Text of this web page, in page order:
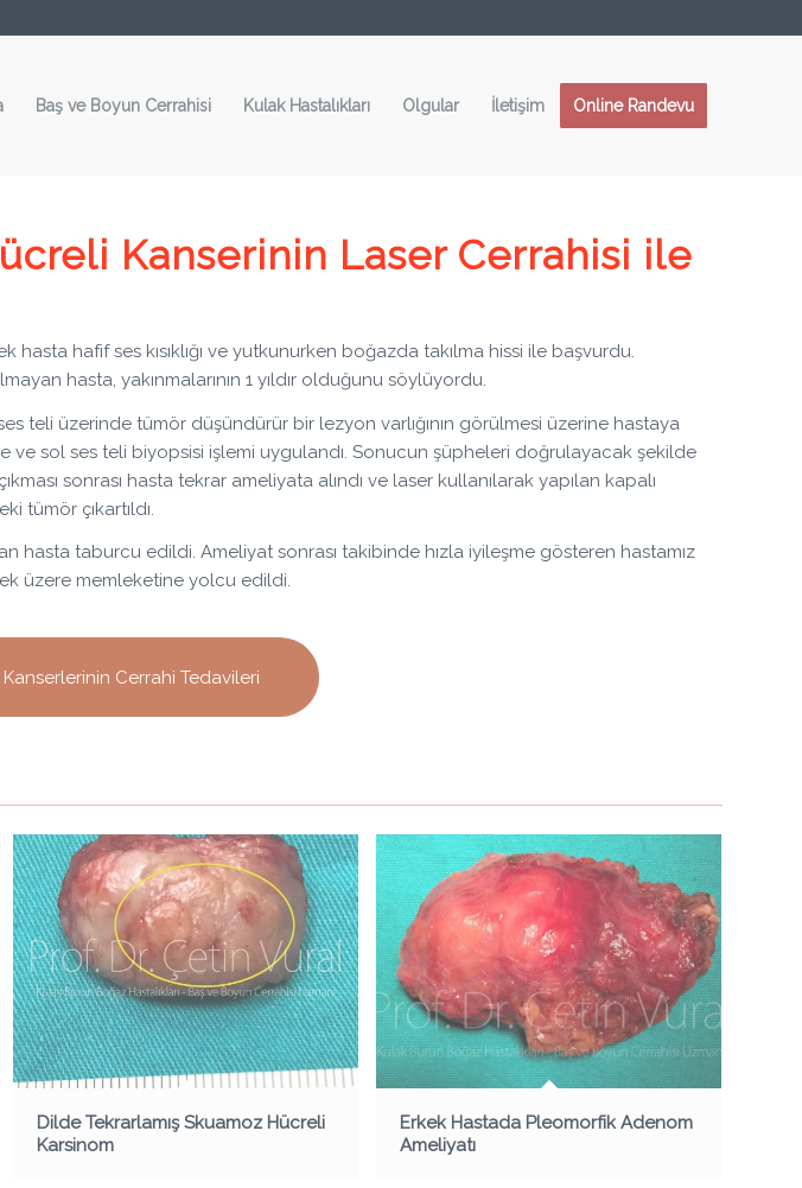
Baş ve Boyun Cerrahisi Kulak Hastalıkları Olgular İletişim Online Randevu
Kanserinin Laser Cerrahisi ile
hasta hafif ses kısıklığı ve yutkunurken boğazda takılma hissi ile başvurdu.
hasta, yakınmalarının 1 yıldır olduğunu söylüyordu.
teli üzerinde tümör düşündürür bir lezyon varlığının görülmesi üzerine hastaya
ve sol ses teli biyopsisi işlemi uygulandı. Sonucun şüpheleri doğrulayacak şekilde
sonrası hasta tekrar ameliyata alındı ve laser kullanılarak yapılan kapalı
tümör çıkartıldı.
hasta taburcu edildi. Ameliyat sonrası takibinde hızla iyileşme gösteren hastamız
üzere memleketine yolcu edildi.
Kanserlerinin Cerrahi Tedavileri
Dilde Tekrarlamış Skuamoz Hücreli
Karsinom
Erkek Hastada Pleomorfik Adenom
Ameliyatı